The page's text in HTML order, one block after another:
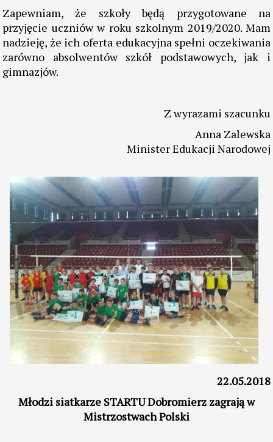
Zapewniam, że szkoły będą przygotowane na
przyjęcie uczniów w roku szkolnym 2019/2020. Mam
nadzieję, że ich oferta edukacyjna spełni oczekiwania
zarówno absolwentów szkół podstawowych, jak i
gimnazjów.
Z wyrazami szacunku
Anna Zalewska
Minister Edukacji Narodowej
22.05.2018
Młodzi siatkarze STARTU Dobromierz zagrają w
Mistrzostwach Polski